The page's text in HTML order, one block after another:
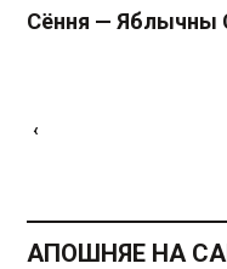
Сёння — Яблычны
‹
АПОШНЯЕ НА